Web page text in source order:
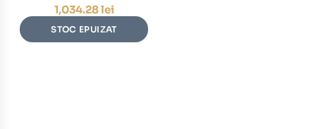
1,034.28lei
STOC EPUIZAT